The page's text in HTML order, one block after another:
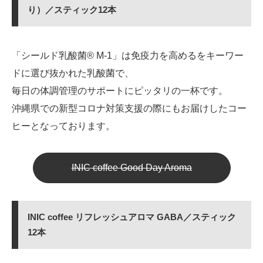
り）／スティック12本
「シールド乳酸菌® M-1」は免疫力を高めるをキーワー
ドに選び抜かれた乳酸菌で、
毎日の体調管理のサポートにピッタリの一杯です。
沖縄県での新型コロナ対策支援の際にもお届けしたコー
ヒーとなっております。
INIC coffee Good Day Aroma
INIC coffee リフレッシュアロマ GABA／スティック
12本